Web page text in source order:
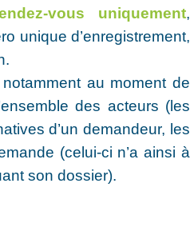
vous uniquement,
unique d’enregistrement,
au moment de
des acteurs (les
d’un demandeur, les
(celui-ci n’a ainsi à
son dossier).